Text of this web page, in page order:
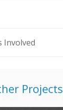
Involved
Projects